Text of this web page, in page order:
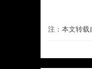
注：本文转载